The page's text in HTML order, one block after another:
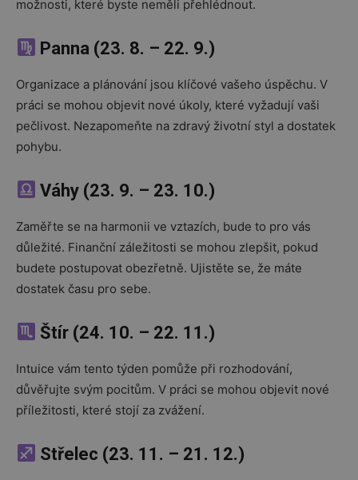
možnosti, které byste neměli přehlédnout.
Panna (23. 8. – 22. 9.)
Organizace a plánování jsou klíčové vašeho úspěchu. V
práci se mohou objevit nové úkoly, které vyžadují vaši
pečlivost. Nezapomeňte na zdravý životní styl a dostatek
pohybu.
Váhy (23. 9. – 23. 10.)
Zaměřte se na harmonii ve vztazích, bude to pro vás
důležité. Finanční záležitosti se mohou zlepšit, pokud
budete postupovat obezřetně. Ujistěte se, že máte
dostatek času pro sebe.
Štír (24. 10. – 22. 11.)
Intuice vám tento týden pomůže při rozhodování,
důvěřujte svým pocitům. V práci se mohou objevit nové
příležitosti, které stojí za zvážení.
Střelec (23. 11. – 21. 12.)